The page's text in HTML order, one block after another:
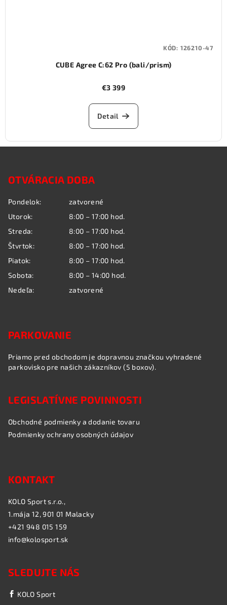
CUBE Agree C:62 Pro (bali/prism)
€3 399
Detail
KÓD: 126210-47
OTVÁRACIA DOBA
Pondelok:
zatvorené
Utorok:
8:00 – 17:00 hod.
Streda:
8:00 – 17:00 hod.
Štvrtok:
8:00 – 17:00 hod.
Piatok:
8:00 – 17:00 hod.
Sobota:
8:00 – 14:00 hod.
Nedeľa:
zatvorené
PARKOVANIE
Priamo pred obchodom je dopravnou značkou vyhradené
parkovisko pre našich zákazníkov (5 boxov).
LEGISLATÍVNE POVINNOSTI
Obchodné podmienky a dodanie tovaru
Podmienky ochrany osobných údajov
KONTAKT
KOLO Sport s.r.o.,
1.mája 12, 901 01 Malacky
+421 948 015 159
info@kolosport.sk
SLEDUJTE NÁS
KOLO Sport